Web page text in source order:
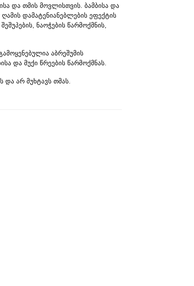
და თმის მოვლისთვის. ბამბისა და
ღამის დამატენიანებლების ეფექტის
ნაოჭების წარმოქმნის,
აბრეშუმის
და მუქი წრეების წარმოქმნას.
და არ მუხტავს თმას.